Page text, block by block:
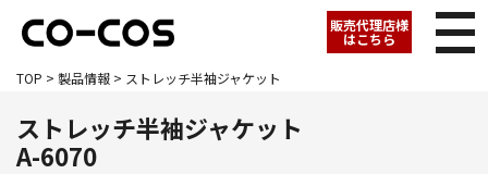
販売代理店様
はこちら
TOP > 製品情報 > ストレッチ半袖ジャケット
ストレッチ半袖ジャケット
A-6070